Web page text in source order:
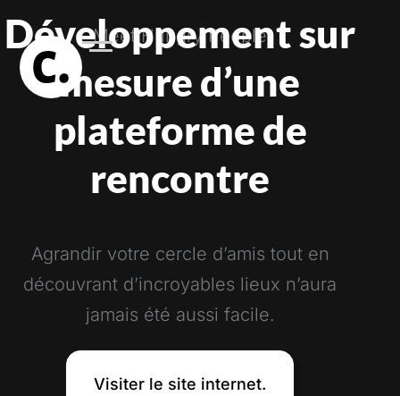
Meet Hungry People
Développement sur
mesure d’une
plateforme de
rencontre
Agrandir votre cercle d’amis tout en
découvrant d’incroyables lieux n’aura
jamais été aussi facile.
Visiter le site internet.